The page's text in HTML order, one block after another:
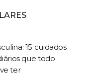
15 cuidados
que todo
ter